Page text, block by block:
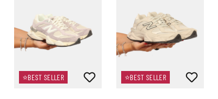
⭐BEST SELLER ⭐BEST SELLER